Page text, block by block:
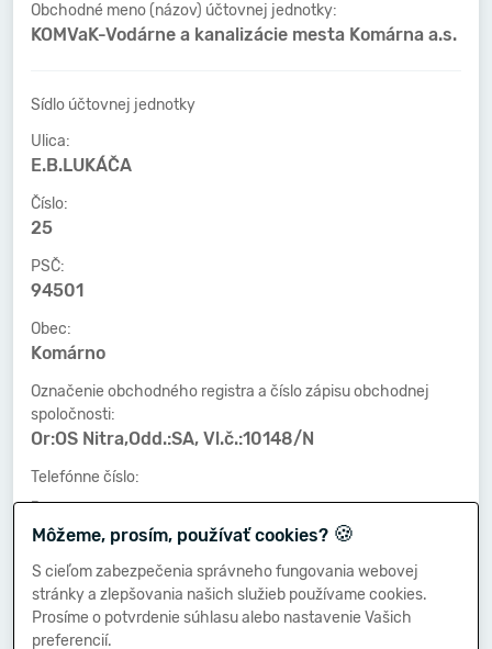
Obchodné meno (názov) účtovnej jednotky:
KOMVaK-Vodárne a kanalizácie mesta Komárna a.s.
Sídlo účtovnej jednotky
Ulica:
E.B.LUKÁČA
Číslo:
25
PSČ:
94501
Obec:
Komárno
Označenie obchodného registra a číslo zápisu obchodnej
spoločnosti:
Or:OS Nitra,Odd.:SA, Vl.č.:10148/N
Telefónne číslo:
-
Faxové číslo:
-
E-mailová adresa:
-
Môžeme, prosím, používať cookies? 🍪
S cieľom zabezpečenia správneho fungovania webovej
stránky a zlepšovania našich služieb používame cookies.
Prosíme o potvrdenie súhlasu alebo nastavenie Vašich
preferencií.